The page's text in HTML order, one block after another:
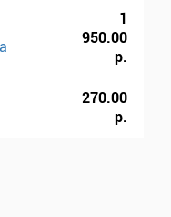
1
950.00
р.
270.00
р.